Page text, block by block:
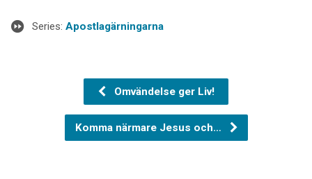
Series: Apostlagärningarna
Omvändelse ger Liv!
Komma närmare Jesus och…